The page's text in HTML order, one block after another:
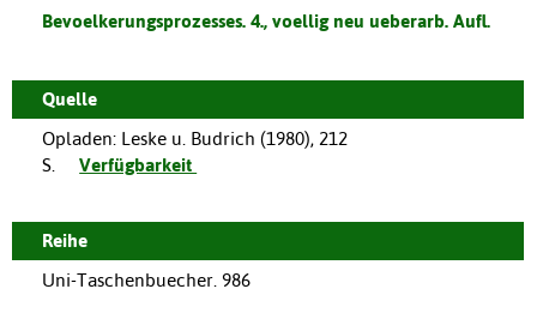
Bevoelkerungsprozesses. 4., voellig neu ueberarb. Aufl.
Quelle
Opladen: Leske u. Budrich (1980), 212
S.
Verfügbarkeit
Reihe
Uni-Taschenbuecher. 986